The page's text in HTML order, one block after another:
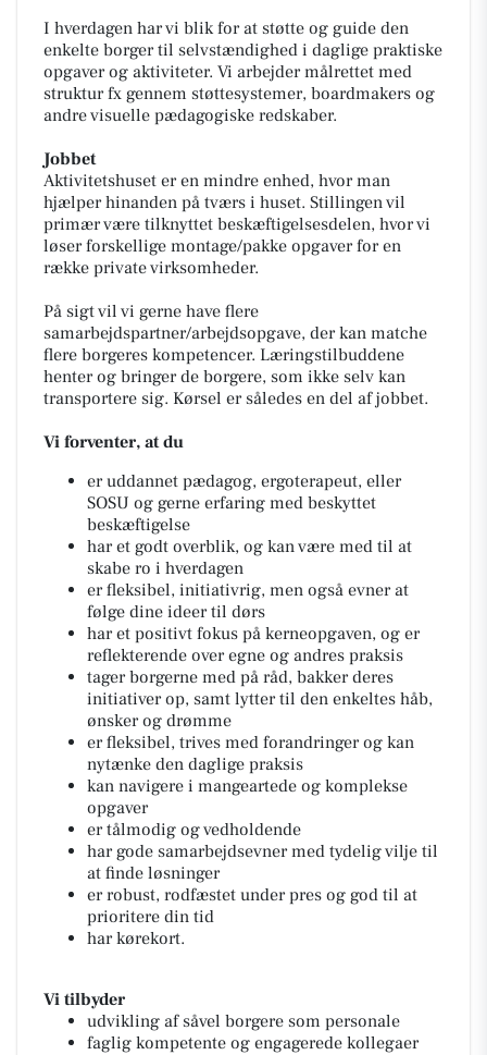
I hverdagen har vi blik for at støtte og guide den
enkelte borger til selvstændighed i daglige praktiske
opgaver og aktiviteter. Vi arbejder målrettet med
struktur fx gennem støttesystemer, boardmakers og
andre visuelle pædagogiske redskaber.
Jobbet
Aktivitetshuset er en mindre enhed, hvor man
hjælper hinanden på tværs i huset. Stillingen vil
primær være tilknyttet beskæftigelsesdelen, hvor vi
løser forskellige montage/pakke opgaver for en
række private virksomheder.
På sigt vil vi gerne have flere
samarbejdspartner/arbejdsopgave, der kan matche
flere borgeres kompetencer. Læringstilbuddene
henter og bringer de borgere, som ikke selv kan
transportere sig. Kørsel er således en del af jobbet.
Vi forventer, at du
er uddannet pædagog, ergoterapeut, eller
SOSU og gerne erfaring med beskyttet
beskæftigelse
har et godt overblik, og kan være med til at
skabe ro i hverdagen
er fleksibel, initiativrig, men også evner at
følge dine ideer til dørs
har et positivt fokus på kerneopgaven, og er
reflekterende over egne og andres praksis
tager borgerne med på råd, bakker deres
initiativer op, samt lytter til den enkeltes håb,
ønsker og drømme
er fleksibel, trives med forandringer og kan
nytænke den daglige praksis
kan navigere i mangeartede og komplekse
opgaver
er tålmodig og vedholdende
har gode samarbejdsevner med tydelig vilje til
at finde løsninger
er robust, rodfæstet under pres og god til at
prioritere din tid
har kørekort.
Vi tilbyder
udvikling af såvel borgere som personale
faglig kompetente og engagerede kollegaer